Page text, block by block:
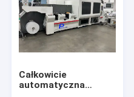
Całkowicie
automatyczna